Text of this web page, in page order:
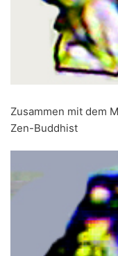
Zusammen mit dem
Zen-Buddhist